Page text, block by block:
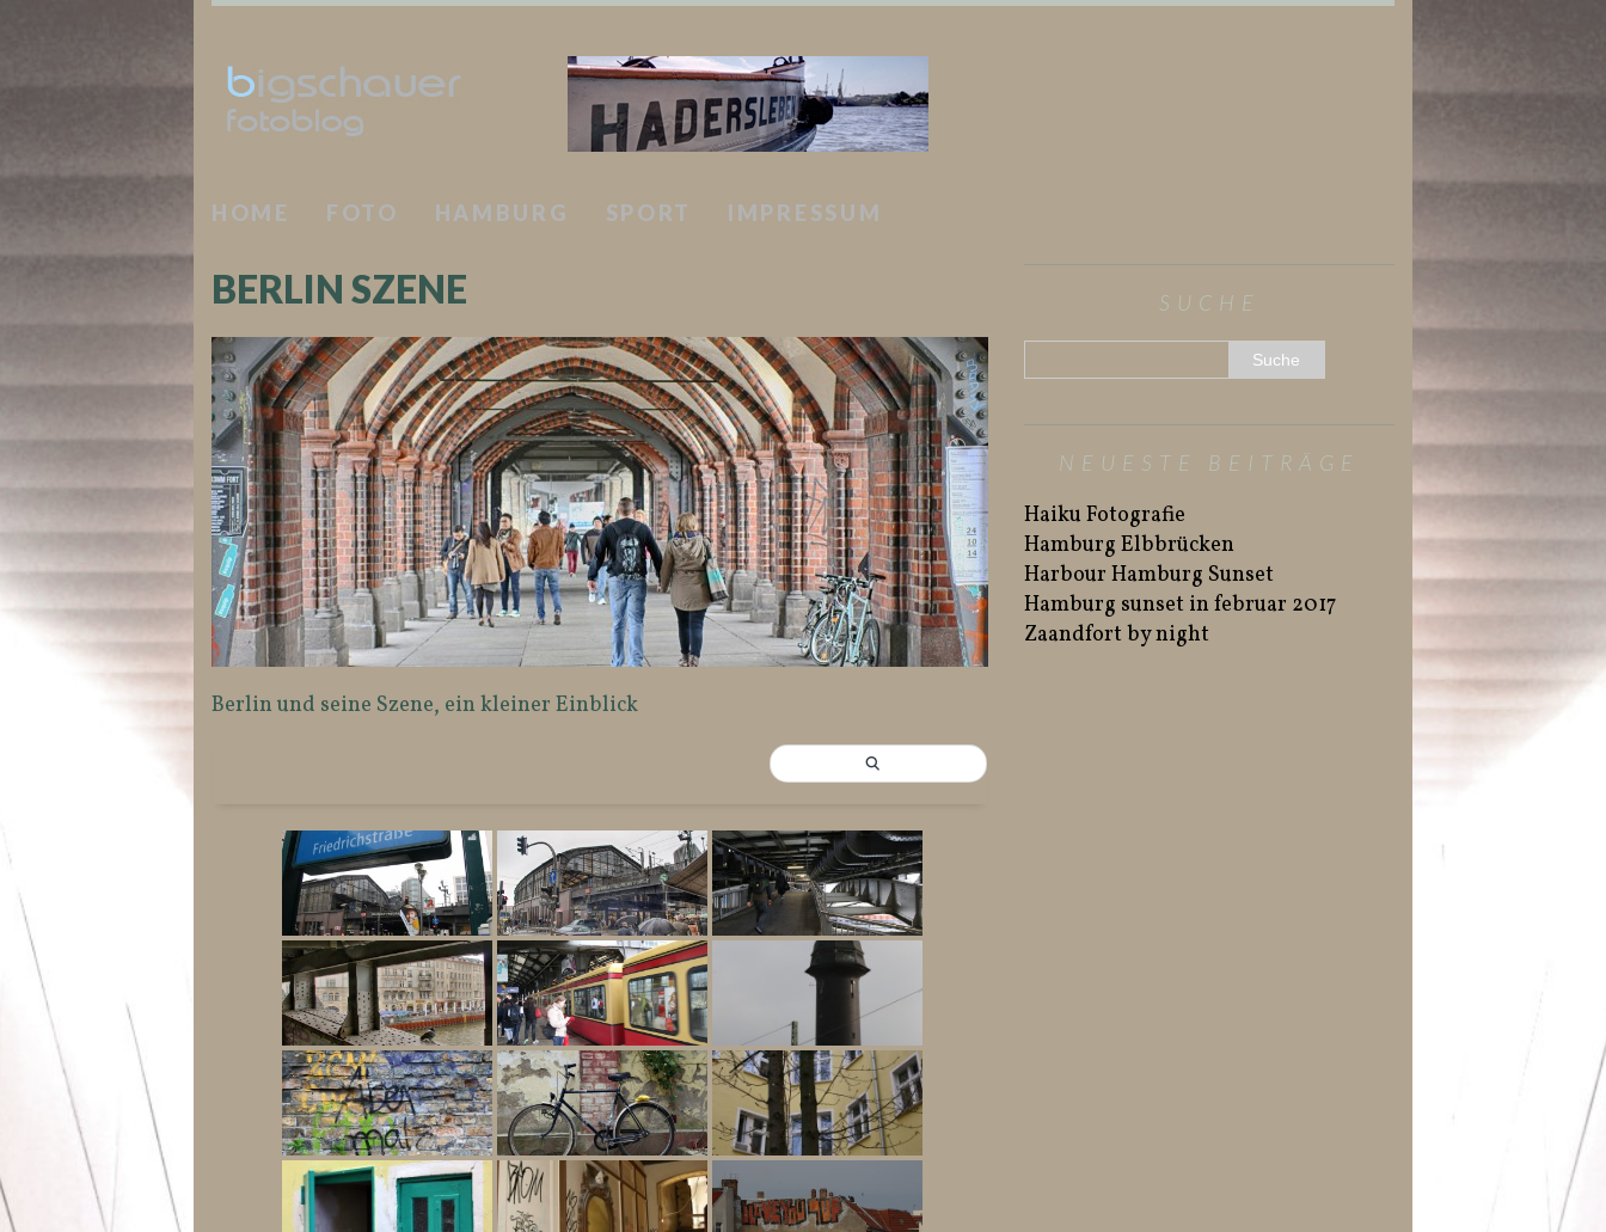
HOME FOTO HAMBURG SPORT IMPRESSUM
BERLIN SZENE
Berlin und seine Szene, ein kleiner Einblick
SUCHE
NEUESTE BEITRÄGE
Haiku Fotografie
Hamburg Elbbrücken
Harbour Hamburg Sunset
Hamburg sunset in februar 2017
Zaandfort by night